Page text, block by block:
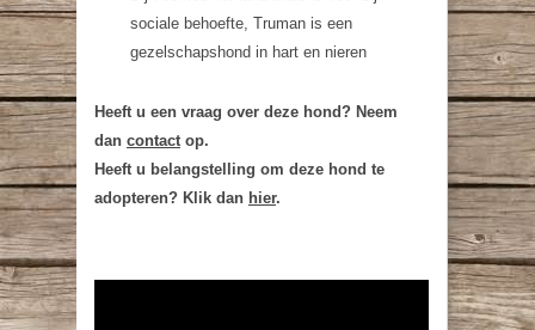
sociale behoefte, Truman is een
gezelschapshond in hart en nieren
Heeft u een vraag over deze hond? Neem
dan contactop.
Heeft u belangstelling om deze hond te
adopteren? Klik dan hier.